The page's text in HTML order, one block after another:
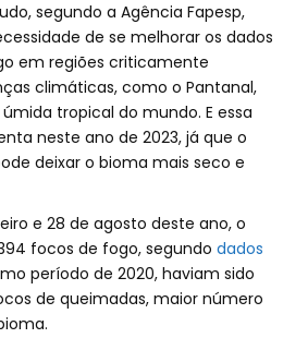
segundo a Agência Fapesp,
de se melhorar os dados
em regiões criticamente
climáticas, como o Pantanal,
tropical do mundo. E essa
neste ano de 2023, já que o
deixar o bioma mais seco e
e 28 de agosto deste ano, o
focos de fogo, segundo dados
período de 2020, haviam sido
de queimadas, maior número